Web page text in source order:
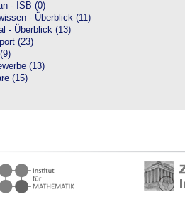
- ISB (0)
- Überblick (11)
- Überblick (13)
(23)
(13)
(15)